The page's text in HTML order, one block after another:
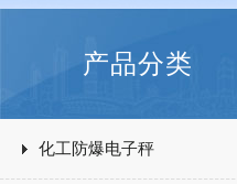
产品分类
化工防爆电子秤